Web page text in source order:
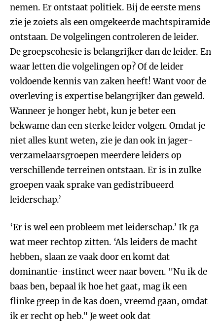
nemen. Er ontstaat politiek. Bij de eerste mens
zie je zoiets als een omgekeerde machtspiramide
ontstaan. De volgelingen controleren de leider.
De groepscohesie is belangrijker dan de leider. En
waar letten die volgelingen op? Of de leider
voldoende kennis van zaken heeft! Want voor de
overleving is expertise belangrijker dan geweld.
Wanneer je honger hebt, kun je beter een
bekwame dan een sterke leider volgen. Omdat je
niet alles kunt weten, zie je dan ook in jager-
verzamelaarsgroepen meerdere leiders op
verschillende terreinen ontstaan. Er is in zulke
groepen vaak sprake van gedistribueerd
leiderschap.’
‘Er is wel een probleem met leiderschap.’ Ik ga
wat meer rechtop zitten. ‘Als leiders de macht
hebben, slaan ze vaak door en komt dat
dominantie-instinct weer naar boven. "Nu ik de
baas ben, bepaal ik hoe het gaat, mag ik een
flinke greep in de kas doen, vreemd gaan, omdat
ik er recht op heb." Je weet ook dat